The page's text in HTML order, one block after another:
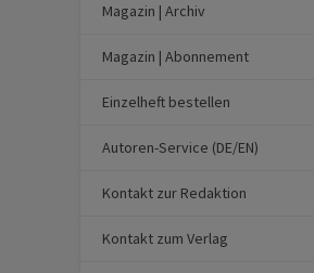
Magazin | Archiv
Magazin | Abonnement
Einzelheft bestellen
Autoren-Service (DE/EN)
Kontakt zur Redaktion
Kontakt zum Verlag